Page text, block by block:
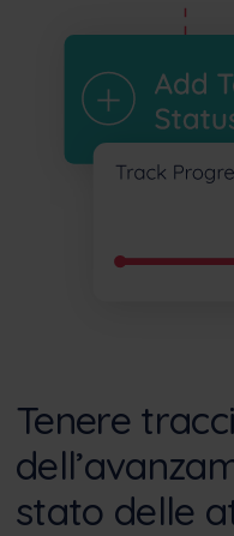
Tenere
stato delle